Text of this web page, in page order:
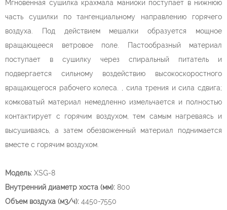
Мгновенная сушилка крахмала маниоки поступает в нижнюю
часть сушилки по тангенциальному направлению горячего
воздуха. Под действием мешалки образуется мощное
вращающееся ветровое поле. Пастообразный материал
поступает в сушилку через спиральный питатель и
подвергается сильному воздействию высокоскоростного
вращающегося рабочего колеса. , сила трения и сила сдвига;
комковатый материал немедленно измельчается и полностью
контактирует с горячим воздухом, тем самым нагреваясь и
высушиваясь, а затем обезвоженный материал поднимается
вместе с горячим воздухом.
Модель: XSG-8
Внутренний диаметр хоста (мм): 800
Объем воздуха (м3/ч): 4450-7550